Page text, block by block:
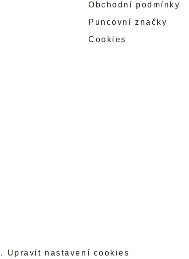
Obchodní podmínky
Puncovní značky
Cookies
Upravit nastavení cookies